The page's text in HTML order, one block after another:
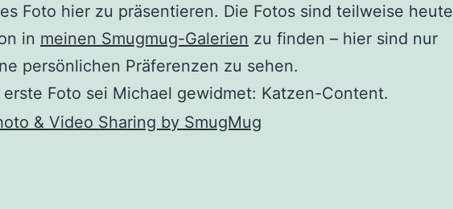
Foto hier zu präsentieren. Die Fotos sind teilweise heute
in meinen Smugmug-Galerien zu finden – hier sind nur
persönlichen Präferenzen zu sehen.
erste Foto sei Michael gewidmet: Katzen-Content.